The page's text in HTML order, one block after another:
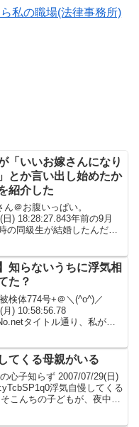
私の職場(法律事務所)
「いいお嫁さんになり
とか言い出し始めたか
紹介した
＠お腹いっぱい。
) 18:28:27.843年前の9月
の同級生が結婚したんだ。
しい奴は居ない感...
知らないうちに浮気相
た？
検体774号+＠＼(^o^)／
月) 10:58:56.78
タイトル通り、私が浮
...
てくる母親がいる
心子知らず 2007/07/29(日)
浮気自慢してくる
こんちの子どもが、夜中起